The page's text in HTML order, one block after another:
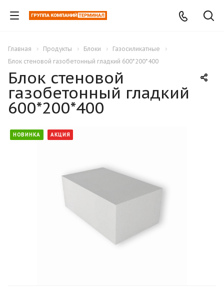
Главная Продукты Блоки
Газосиликатные
Блок стеновой газобетонный гладкий 600*200*400
Блок стеновой
газобетонный гладкий
600*200*400
НОВИНКА АКЦИЯ